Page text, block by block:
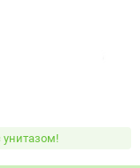
унитазом!